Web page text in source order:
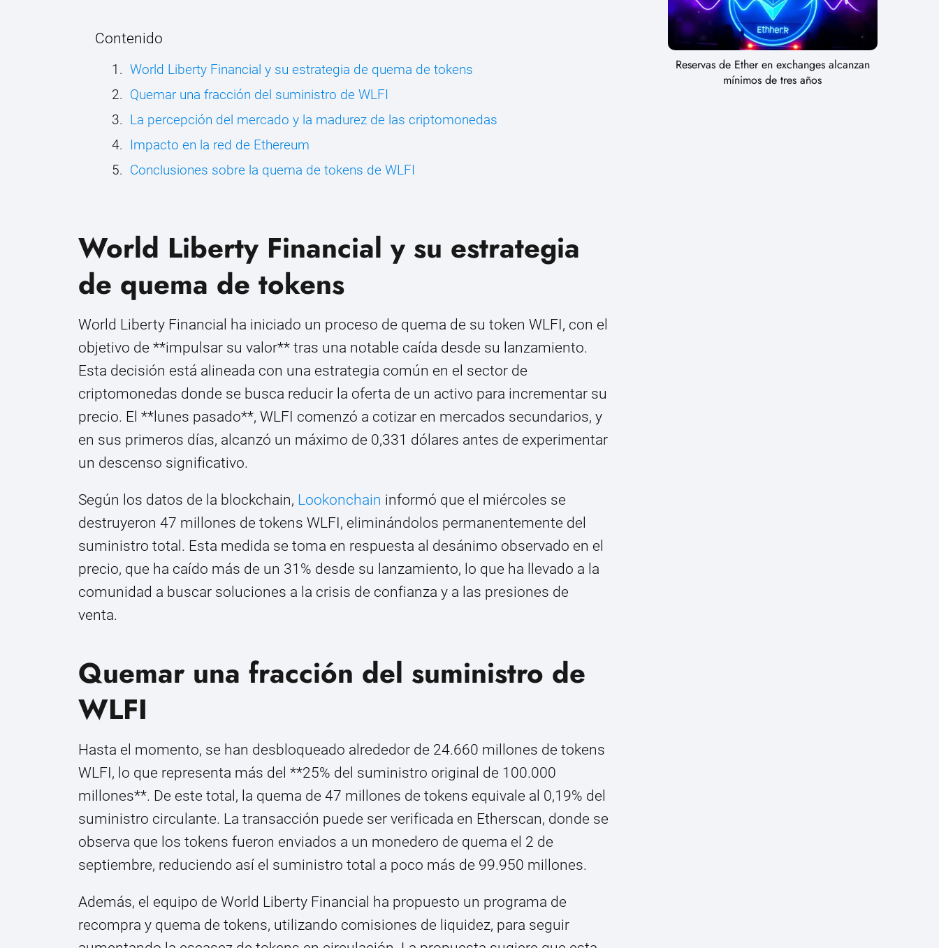
Contenido
World Liberty Financial y su estrategia de quema de tokens
Quemar una fracción del suministro de WLFI
La percepción del mercado y la madurez de las criptomonedas
Impacto en la red de Ethereum
Conclusiones sobre la quema de tokens de WLFI
World Liberty Financial y su estrategia
de quema de tokens
World Liberty Financial ha iniciado un proceso de quema de su token WLFI, con el
objetivo de **impulsar su valor** tras una notable caída desde su lanzamiento.
Esta decisión está alineada con una estrategia común en el sector de
criptomonedas donde se busca reducir la oferta de un activo para incrementar su
precio. El **lunes pasado**, WLFI comenzó a cotizar en mercados secundarios, y
en sus primeros días, alcanzó un máximo de 0,331 dólares antes de experimentar
un descenso significativo.
Según los datos de la blockchain, Lookonchain informó que el miércoles se
destruyeron 47 millones de tokens WLFI, eliminándolos permanentemente del
suministro total. Esta medida se toma en respuesta al desánimo observado en el
precio, que ha caído más de un 31% desde su lanzamiento, lo que ha llevado a la
comunidad a buscar soluciones a la crisis de confianza y a las presiones de
venta.
Quemar una fracción del suministro de
WLFI
Hasta el momento, se han desbloqueado alrededor de 24.660 millones de tokens
WLFI, lo que representa más del **25% del suministro original de 100.000
millones**. De este total, la quema de 47 millones de tokens equivale al 0,19% del
suministro circulante. La transacción puede ser verificada en Etherscan, donde se
observa que los tokens fueron enviados a un monedero de quema el 2 de
septiembre, reduciendo así el suministro total a poco más de 99.950 millones.
Además, el equipo de World Liberty Financial ha propuesto un programa de
recompra y quema de tokens, utilizando comisiones de liquidez, para seguir
Reservas de Ether en exchanges alcanzan
mínimos de tres años